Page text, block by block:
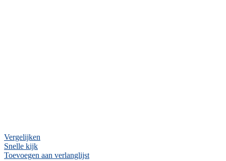
Vergelijken
Snelle kijk
Toevoegen aan verlanglijst